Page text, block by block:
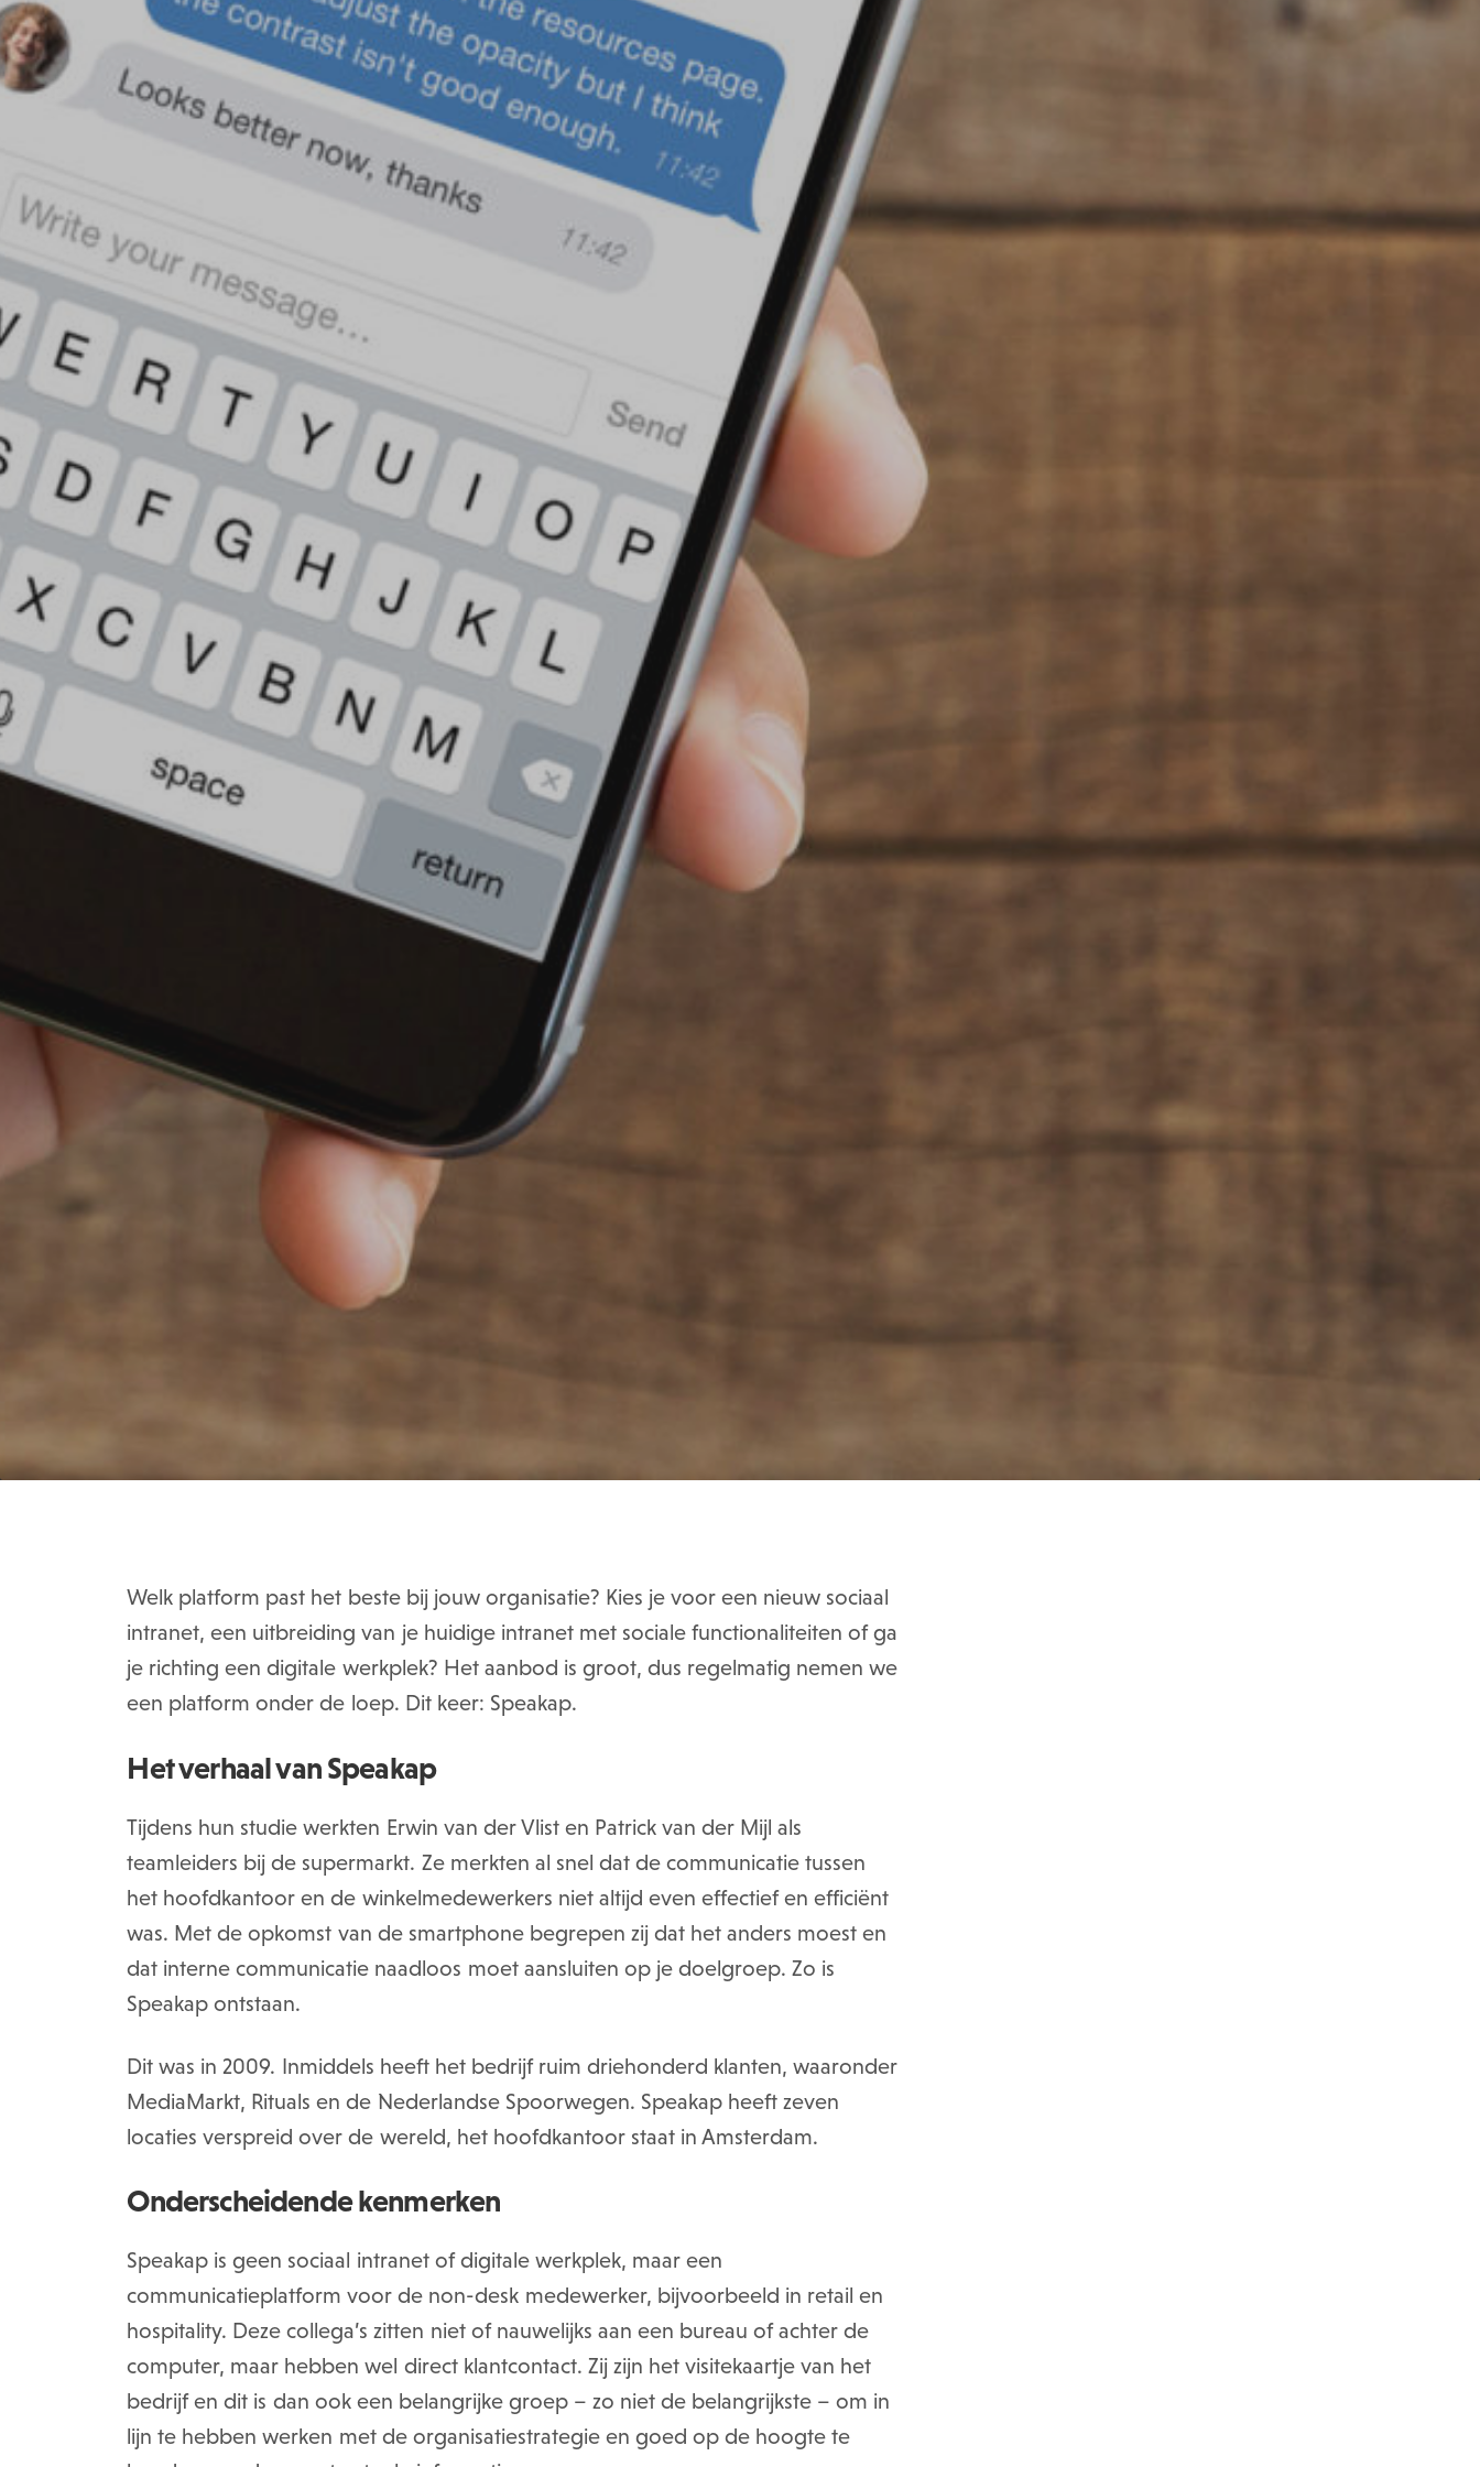
Welk platform past het beste bij jouw organisatie? Kies je voor een nieuw sociaal
intranet, een uitbreiding van je huidige intranet met sociale functionaliteiten of ga
je richting een digitale werkplek? Het aanbod is groot, dus regelmatig nemen we
een platform onder de loep. Dit keer: Speakap.
Het verhaal van Speakap
Tijdens hun studie werkten Erwin van der Vlist en Patrick van der Mijl als
teamleiders bij de supermarkt. Ze merkten al snel dat de communicatie tussen
het hoofdkantoor en de winkelmedewerkers niet altijd even effectief en efficiënt
was. Met de opkomst van de smartphone begrepen zij dat het anders moest en
dat interne communicatie naadloos moet aansluiten op je doelgroep. Zo is
Speakap ontstaan.
Dit was in 2009. Inmiddels heeft het bedrijf ruim driehonderd klanten, waaronder
MediaMarkt, Rituals en de Nederlandse Spoorwegen. Speakap heeft zeven
locaties verspreid over de wereld, het hoofdkantoor staat in Amsterdam.
Onderscheidende kenmerken
Speakap is geen sociaal intranet of digitale werkplek, maar een
communicatieplatform voor de non-desk medewerker, bijvoorbeeld in retail en
hospitality. Deze collega’s zitten niet of nauwelijks aan een bureau of achter de
computer, maar hebben wel direct klantcontact. Zij zijn het visitekaartje van het
bedrijf en dit is dan ook een belangrijke groep – zo niet de belangrijkste – om in
lijn te hebben werken met de organisatiestrategie en goed op de hoogte te